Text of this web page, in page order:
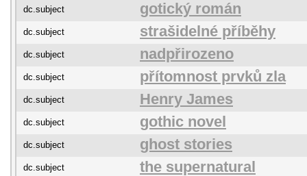
dc.subject gotický román
dc.subject strašidelné příběhy
dc.subject nadpřirozeno
dc.subject přítomnost prvků zla
dc.subject Henry James
dc.subject gothic novel
dc.subject ghost stories
dc.subject the supernatural